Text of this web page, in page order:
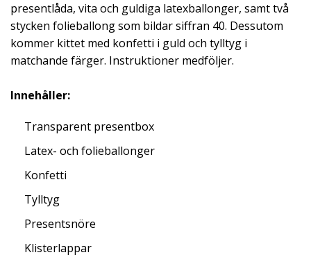
presentlåda, vita och guldiga latexballonger, samt två
stycken folieballong som bildar siffran 40. Dessutom
kommer kittet med konfetti i guld och tylltyg i
matchande färger. Instruktioner medföljer.
Innehåller:
Transparent presentbox
Latex- och folieballonger
Konfetti
Tylltyg
Presentsnöre
Klisterlappar